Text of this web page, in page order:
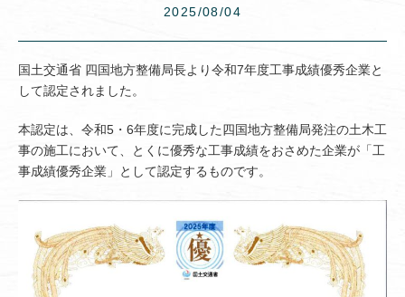
2025/08/04
国土交通省 四国地方整備局長より令和7年度工事成績優秀企業と
して認定されました。
本認定は、令和5・6年度に完成した四国地方整備局発注の土木工
事の施工において、とくに優秀な工事成績をおさめた企業が「工
事成績優秀企業」として認定するものです。